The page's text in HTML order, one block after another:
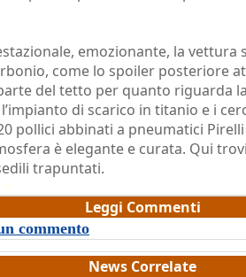
emozionante, la vettura
come lo spoiler posteriore
del tetto per quanto riguarda
di scarico in titanio e i
pollici abbinati a pneumatici Pirelli
è elegante e curata. Qui
trapuntati.
Leggi Commenti
commento
News Correlate